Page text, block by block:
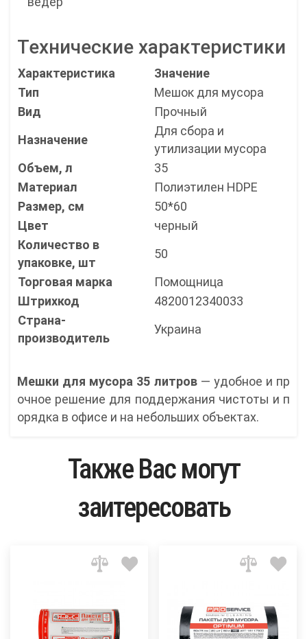
Технические характеристики
Характеристика
Значение
Тип
Мешок для мусора
Вид
Прочный
Назначение
Для сбора и
утилизации мусора
Объем, л
35
Материал
Полиэтилен HDPE
Размер, см
50*60
Цвет
черный
Количество в
упаковке, шт
50
Торговая марка
Помощница
Штрихкод
4820012340033
Страна-
производитель
Украина
Мешки для мусора 35 литров— удобное и пр
очное решение для поддержания чистоты и п
орядка в офисе и на небольших объектах.
Также Вас могут
заитересовать